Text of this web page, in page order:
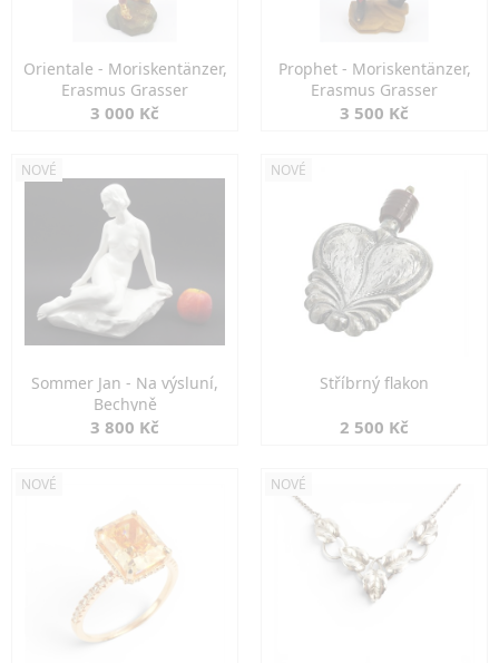
Orientale - Moriskentänzer,
Erasmus Grasser
3 000 Kč
Prophet - Moriskentänzer,
Erasmus Grasser
3 500 Kč
NOVÉ
Sommer Jan - Na výsluní,
Bechyně
3 800 Kč
NOVÉ
Stříbrný flakon
2 500 Kč
NOVÉ NOVÉ